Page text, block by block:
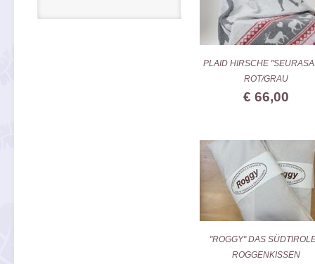
PLAID HIRSCHE
ROT/GRAU
€ 66,00
"ROGGY" DAS
ROGGENKISSEN